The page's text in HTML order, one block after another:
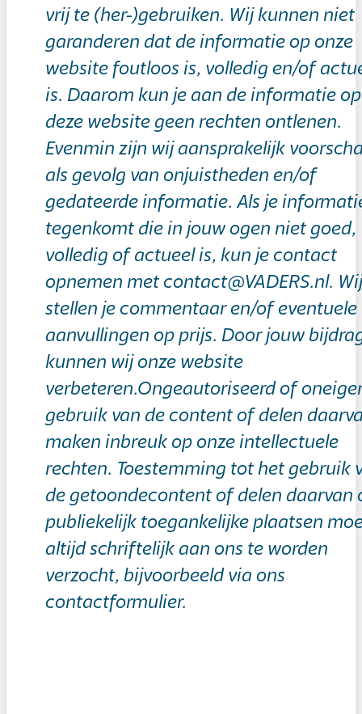
vrij te (her-)gebruiken. Wij kunnen niet
garanderen dat de informatie op onze
website foutloos is, volledig en/of
is. Daarom kun je aan de informatie op
deze website geen rechten ontlenen.
Evenmin zijn wij aansprakelijk
als gevolg van onjuistheden en/of
gedateerde informatie. Als je
tegenkomt die in jouw ogen niet goed,
volledig of actueel is, kun je contact
opnemen met contact@VADERS.nl. Wij
stellen je commentaar en/of eventuele
aanvullingen op prijs. Door jouw
kunnen wij onze website
verbeteren.Ongeautoriseerd of
gebruik van de content of delen
maken inbreuk op onze intellectuele
rechten. Toestemming tot het gebruik
de getoondecontent of delen daarvan
publiekelijk toegankelijke plaatsen
altijd schriftelijk aan ons te worden
verzocht, bijvoorbeeld via ons
contactformulier.